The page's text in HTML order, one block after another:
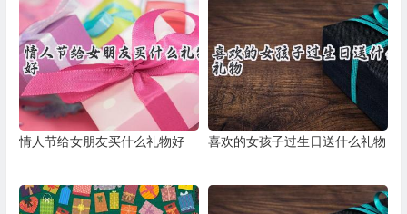
情人节给女朋友买什么礼物好 喜欢的女孩子过生日送什么礼物